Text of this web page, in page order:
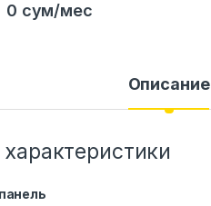
0 сум/мес
Описание